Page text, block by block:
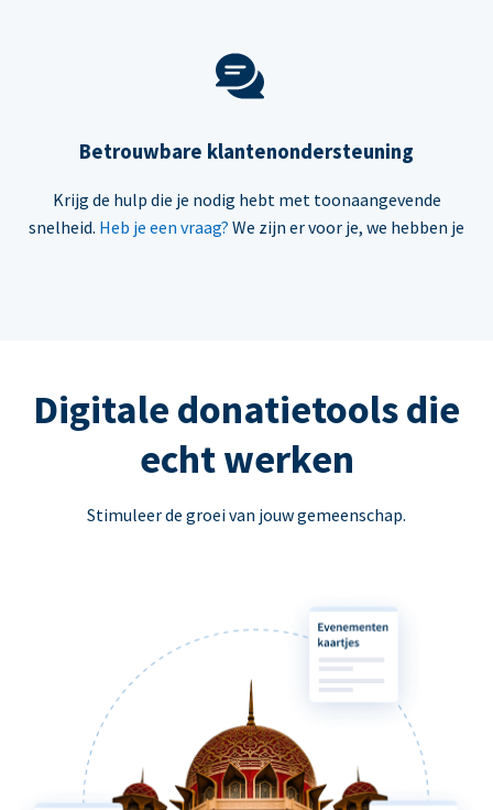
Betrouwbare klantenondersteuning
Krijg de hulp die je nodig hebt met toonaangevende
snelheid. Heb je een vraag? We zijn er voor je, we hebben je
Digitale donatietools die
echt werken
Stimuleer de groei van jouw gemeenschap.